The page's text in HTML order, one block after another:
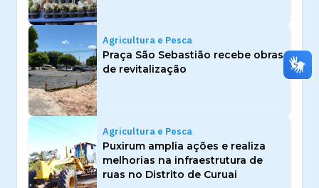
Agricultura e Pesca
Praça São Sebastião recebe obras
de revitalização
Agricultura e Pesca
Puxirum amplia ações e realiza
melhorias na infraestrutura de
ruas no Distrito de Curuai